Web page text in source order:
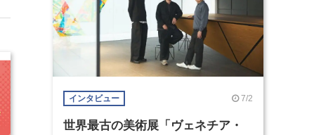
インタビュー 7/2
世界最古の美術展「ヴェネチア・